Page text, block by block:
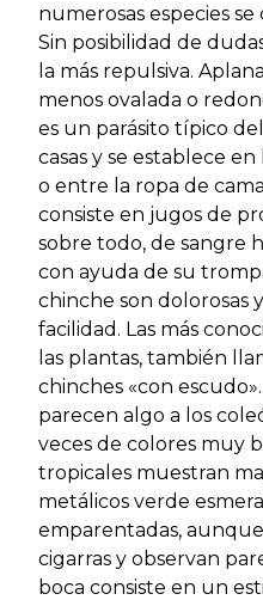
numerosas especies se
Sin posibilidad de
la más repulsiva.
menos ovalada o
es un parásito típico
casas y se establece
o entre la ropa de
consiste en jugos de
sobre todo, de sangre
con ayuda de su
chinche son dolorosas
facilidad. Las más
las plantas, también
chinches «con
parecen algo a los
veces de colores muy
tropicales muestran
metálicos verde
emparentadas,
cigarras y observan
boca consiste en un